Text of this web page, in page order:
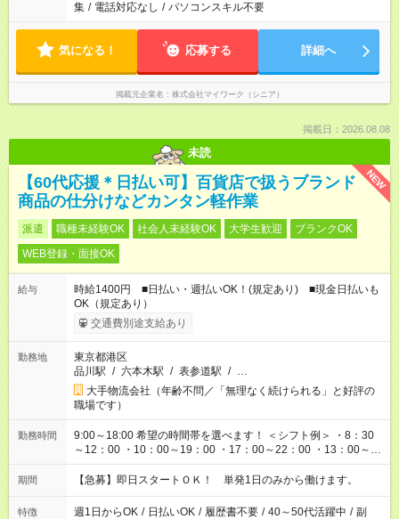
集 / 電話対応なし / パソコンスキル不要
気になる！ 応募する 詳細へ
掲載元企業名 株式会社マイワーク（シニア）
掲載日：2026.08.08
未読
NEW
【60代応援＊日払い可】百貨店で扱うブランド
商品の仕分けなどカンタン軽作業
派遣 職種未経験OK 社会人未経験OK 大学生歓迎
ブランクOK
WEB登録・面接OK
給与
時給1400円 ■日払い・週払いOK！(規定あり) ■現金日払いも
OK（規定あり）
交通費別途支給あり
勤務地
東京都港区
品川駅 / 六本木駅 / 表参道駅 / …
大手物流会社（年齢不問／「無理なく続けられる」と好評の
職場です）
勤務時間
9:00～18:00 希望の時間帯を選べます！ ＜シフト例＞ ・8：30
～12：00 ・10：00～19：00 ・17：00～22：00 ・13：00～
22：00 ・22：00～翌6：00 など
期間 【急募】即日スタートＯＫ！ 単発1日のみから働けます。
特徴 週1日からOK / 日払いOK / 履歴書不要 / 40～50代活躍中 / 副